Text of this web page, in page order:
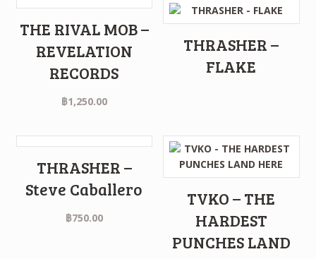
THE RIVAL MOB –
REVELATION
RECORDS
฿1,250.00
THRASHER –
FLAKE
THRASHER –
Steve Caballero
฿750.00
TVKO – THE
HARDEST
PUNCHES LAND